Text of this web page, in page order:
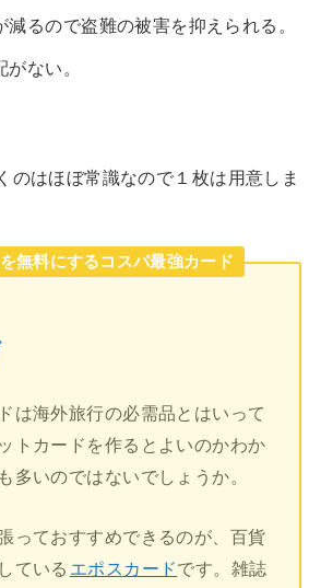
減るので盗難の被害を抑えられる。
ない。
のはほぼ常識なので１枚は用意しま
無料にするコスパ最強カード
は海外旅行の必需品とはいって
トカードを作るとよいのかわか
多いのではないでしょうか。
っておすすめできるのが、百貨
ている エポスカードです。雑誌